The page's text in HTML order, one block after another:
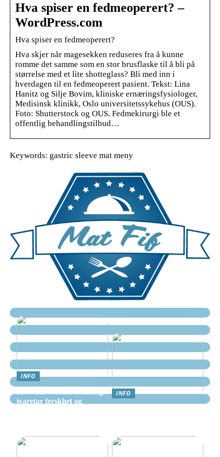
Hva spiser en fedmeoperert? –
WordPress.com
Hva spiser en fedmeoperert?
Hva skjer når magesekken reduseres fra å kunne
romme det samme som en stor brusflaske til å bli på
størrelse med et lite shotteglass? Bli med inn i
hverdagen til en fedmeoperert pasient. Tekst: Lina
Hanitz og Silje Bovim, kliniske ernæringsfysiologer,
Medisinsk klinikk, Oslo universitetssykehus (OUS).
Foto: Shutterstock og OUS. Fedmekirurgi ble et
offentlig behandlingstilbud…
Keywords: gastric sleeve mat meny
INFO
Hvordan Nordic Catering
ivaretar ferskhet og
INFO